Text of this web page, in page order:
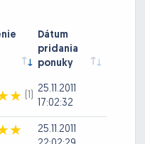
Dátum
pridania
ponuky
(1)
25.11.2011
17:02:32
25.11.2011